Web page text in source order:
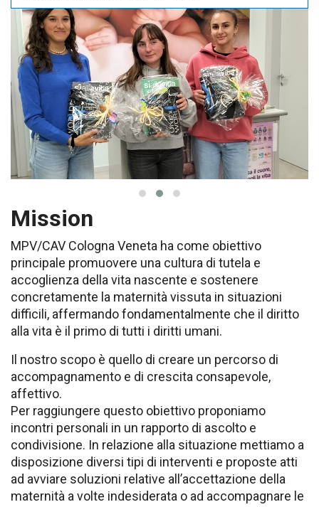
Mission
MPV/CAV Cologna Veneta ha come obiettivo
principale promuovere una cultura di tutela e
accoglienza della vita nascente e sostenere
concretamente la maternità vissuta in situazioni
difficili, affermando fondamentalmente che il diritto
alla vita è il primo di tutti i diritti umani.
Il nostro scopo è quello di creare un percorso di
accompagnamento e di crescita consapevole,
affettivo.
Per raggiungere questo obiettivo proponiamo
incontri personali in un rapporto di ascolto e
condivisione. In relazione alla situazione mettiamo a
disposizione diversi tipi di interventi e proposte atti
ad avviare soluzioni relative all’accettazione della
maternità a volte indesiderata o ad accompagnare le